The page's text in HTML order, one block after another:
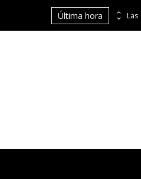
Última hora